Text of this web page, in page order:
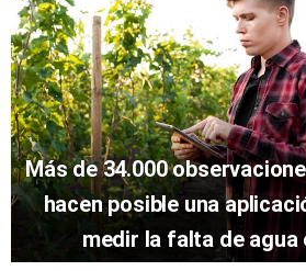
Más de 34.000
hacen posible una
medir la falta de agua